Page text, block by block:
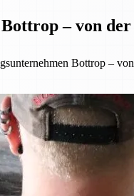
– von
Bottrop –